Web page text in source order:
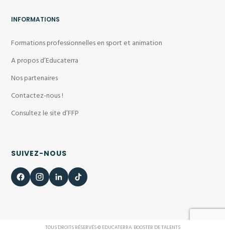
INFORMATIONS
Formations professionnelles en sport et animation
A propos d’Educaterra
Nos partenaires
Contactez-nous !
Consultez le site d’FFP
SUIVEZ-NOUS
TOUS DROITS RÉSERVÉS © EDUCATERRA. BOOSTER DE TALENTS